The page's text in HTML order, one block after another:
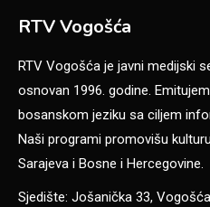
RTV Vogošća
RTV Vogošća je javni medijski
osnovan 1996. godine.
bosanskom jeziku sa ciljem
Naši programi promovišu
Sarajeva i Bosne i Hercegovine.
Sjedište: Jošanička 33, Vogošća